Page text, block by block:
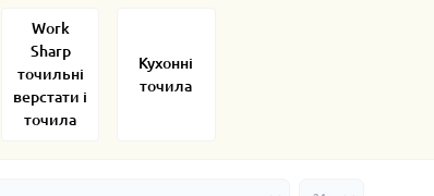
Work
Sharp
точильні
верстати і
точила
Кухонні
точила